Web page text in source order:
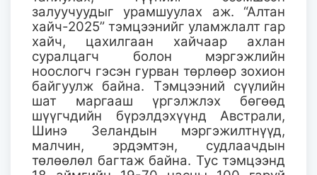
залуучуудыг урамшуулах аж. “Алтан
хайч-2025” тэмцээнийг уламжлалт гар
хайч, цахилгаан хайчаар ахлан
суралцагч болон мэргэжлийн
ноослогч гэсэн гурван төрлөөр зохион
байгуулж байна. Тэмцээний сүүлийн
шат маргааш үргэлжлэх бөгөөд
шүүгчдийн бүрэлдэхүүнд Австрали,
Шинэ Зеландын мэргэжилтнүүд,
малчин, эрдэмтэн, судлаачдын
төлөөлөл багтаж байна. Тус тэмцээнд